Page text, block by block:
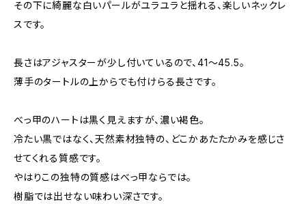
その下に綺麗な白いパールがユラユラと揺れる、楽しいネックレ
スです。
長さはアジャスターが少し付いているので、41〜45.5。
薄手のタートルの上からでも付けらる長さです。
べっ甲のハートは黒く見えますが、濃い褐色。
冷たい黒ではなく、天然素材独特の、どこかあたたかみを感じさ
せてくれる質感です。
やはりこの独特の質感はべっ甲ならでは。
樹脂では出せない味わい深さです。